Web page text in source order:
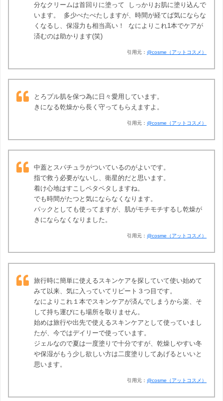
分なクリームは首回りに塗って しっかりお肌に塗り込んで
います。 多少ぺたぺたしますが、時間が経てば気にならな
くなるし、保湿力も相当高い！ なによりこれ1本でケアが
済むのは助かります(笑)
引用元： @cosme（アットコスメ）
とろプル肌を保つ為に日々愛用しています。
きになる乾燥から長く守ってもらえますよ。
引用元： @cosme（アットコスメ）
中蓋とスパチュラがついているのがよいです。
指で救う必要がないし、衛星的だと思います。
着け心地はすこしペタペタしますね。
でも時間がたつと気にならなくなります。
パックとしても使ってますが、肌がモチモチするし乾燥が
きにならなくなりました。
引用元： @cosme（アットコスメ）
旅行時に簡単に使えるスキンケアを探していて使い始めて
みて以来、気に入っていてリピート３つ目です。
なによりこれ１本でスキンケアが済んでしまうから楽、そ
して持ち運びにも場所を取りません。
始めは旅行や出先で使えるスキンケアとして使っていまし
たが、今ではデイリーで使っています。
ジェルなので夏は一度塗りで十分ですが、乾燥しやすい冬
や保湿がもう少し欲しい方は二度塗りしてあげるといいと
思います。
引用元： @cosme（アットコスメ）